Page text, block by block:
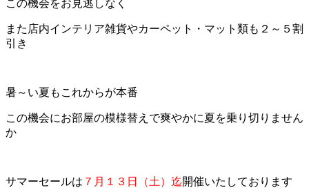
この機会をお見逃しなく
また店内インテリア雑貨やカーペット・マット類も２～５割
引き
暑～い夏もこれからが本番
この機会にお部屋の模様替えで爽やかに夏を乗り切りません
か
サマーセールは ７月１３日（土）迄開催いたしております